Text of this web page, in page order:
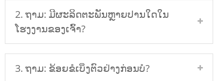
2. ຖາມ: ມີຜະລິດຕະພັນຫຼາຍປານໃດໃນ
ໂຮງງານຂອງເຈົ້າ?
3. ຖາມ: ຂ້ອຍຂໍເບິ່ງຕົວຢ່າງກ່ອນບໍ?